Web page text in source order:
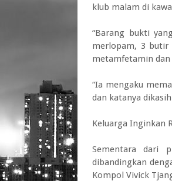
klub malam di
“Barang bukti
merlopam, 3 butir
metamfetamin dan
“Ia mengaku
dan katanya
Keluarga Inginkan
Sementara dari
dibandingkan
Kompol Vivick